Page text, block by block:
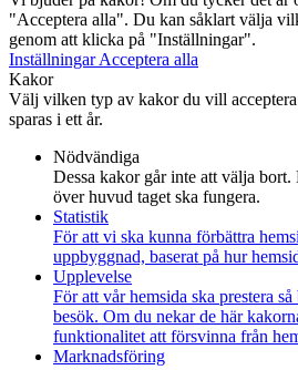
"Acceptera alla". Du kan såklart välja
genom att klicka på "Inställningar".
InställningarAcceptera alla
Kakor
Välj vilken typ av kakor du vill
sparas i ett år.
Nödvändiga
Dessa kakor går inte att välja
över huvud taget ska fungera.
Statistik
För att vi ska kunna förbättra
uppbyggnad, baserat på hur
Upplevelse
För att vår hemsida ska prestera
besök. Om du nekar de här
funktionalitet att försvinna från
Marknadsföring